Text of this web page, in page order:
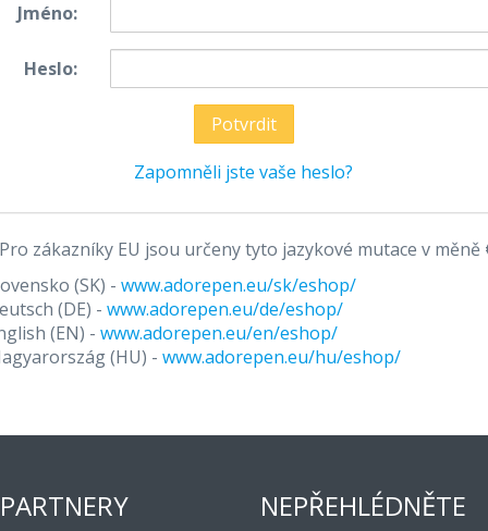
Jméno:
Heslo:
Zapomněli jste vaše heslo?
zákazníky EU jsou určeny tyto jazykové mutace v měně
(SK) - www.adorepen.eu/sk/eshop/
(DE) - www.adorepen.eu/de/eshop/
(EN) - www.adorepen.eu/en/eshop/
(HU) - www.adorepen.eu/hu/eshop/
NEPŘEHLÉDNĚTE